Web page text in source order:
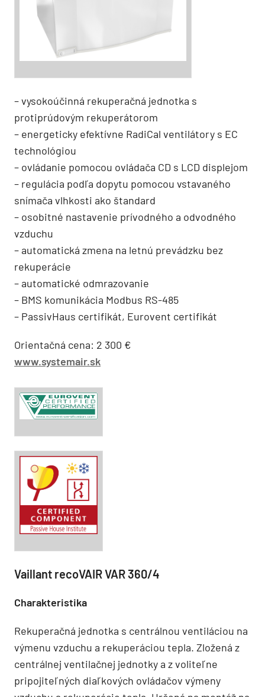
– vysokoúčinná rekuperačná jednotka s
protiprúdovým rekuperátorom
– energeticky efektívne RadiCal ventilátory s EC
technológiou
– ovládanie pomocou ovládača CD s LCD displejom
– regulácia podľa dopytu pomocou vstavaného
snímača vlhkosti ako štandard
– osobitné nastavenie prívodného a odvodného
vzduchu
– automatická zmena na letnú prevádzku bez
rekuperácie
– automatické odmrazovanie
– BMS komunikácia Modbus RS-485
– PassivHaus certifikát, Eurovent certifikát
Orientačná cena: 2 300 €
www.systemair.sk
Vaillant recoVAIR VAR 360/4
Charakteristika
Rekuperačná jednotka s centrálnou ventiláciou na
výmenu vzduchu a rekuperáciou tepla. Zložená z
centrálnej ventilačnej jednotky a z voliteľne
pripojiteľných diaľkových ovládačov výmeny